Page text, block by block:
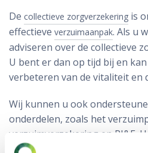
De collectieve zorgverzekering is
effectieve verzuimaanpak. Als u
adviseren over de collectieve
U bent er dan op tijd bij en
verbeteren van de vitaliteit en
Wij kunnen u ook
onderdelen, zoals het
verzuimverzekering en RI&E.
vraag? Onze adviseurs helpen